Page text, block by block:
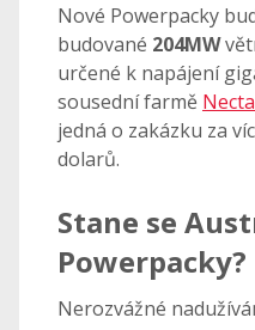
Nové Powerpacky
budované 204MW
určené k napájení
sousední farmě
jedná o zakázku za
dolarů.
Stane se
Powerpacky?
Nerozvážné